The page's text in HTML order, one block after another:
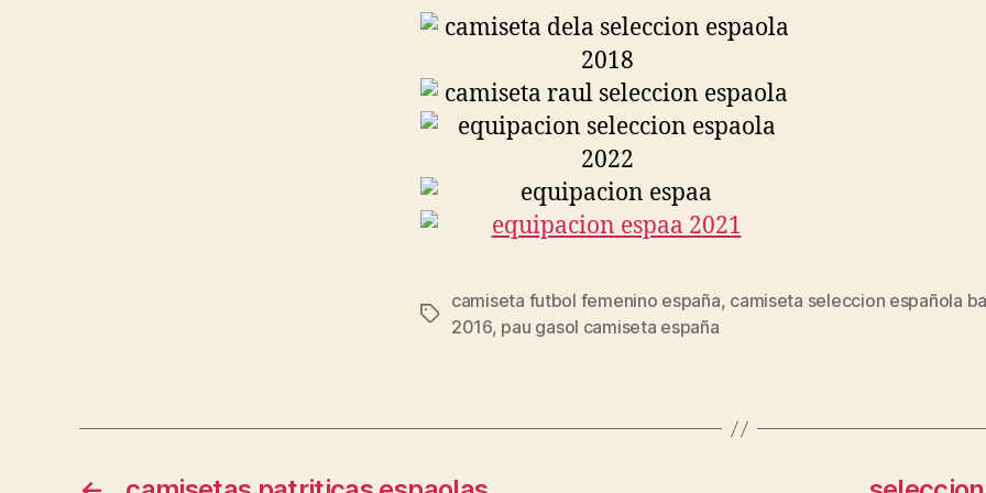
Etiquetas
camiseta futbol femenino españa, camiseta seleccion española
2016, pau gasol camiseta españa